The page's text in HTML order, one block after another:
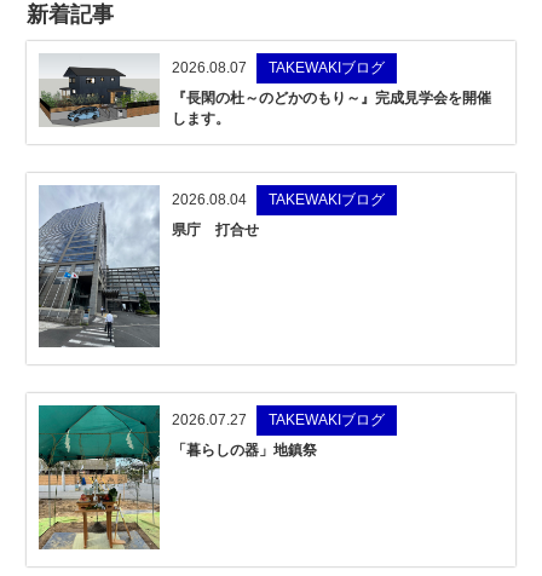
新着記事
2026.08.07
TAKEWAKIブログ
『長閑の杜～のどかのもり～』完成見学会を開催
します。
2026.08.04
TAKEWAKIブログ
県庁 打合せ
2026.07.27
TAKEWAKIブログ
「暮らしの器」地鎮祭